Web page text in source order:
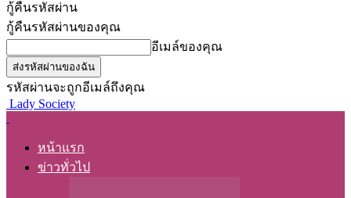
กู้คืนรหัสผ่าน
กู้คืนรหัสผ่านของคุณ
อีเมล์ของคุณ
รหัสผ่านจะถูกอีเมล์ถึงคุณ
Lady Society
หน้าแรก
ข่าวทั่วไป